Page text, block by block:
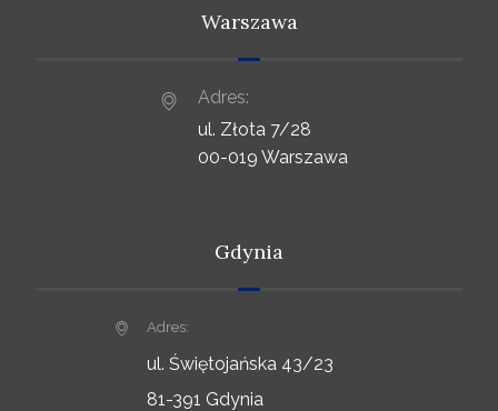
Warszawa
Adres:
ul. Złota 7/28
00-019 Warszawa
Gdynia
Adres:
ul. Świętojańska 43/23
81-391 Gdynia